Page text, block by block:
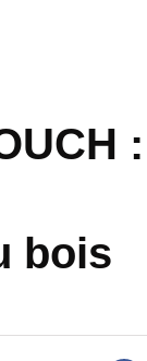
:
bois